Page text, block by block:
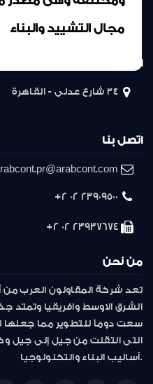
مجال التشييد والبناء
34 شارع عدلى - القاهرة
اتصل بنا
23909500 02 2+
23937674 02 2+
من نحن
تعد شركة المقاولون العرب من
الشرق الاوسط وافريقيا
سعت دوماً للتطوير مما جعلها
التى انتقلت من جيل إلى جيل
أساليب البناء والتكنولوجيا.